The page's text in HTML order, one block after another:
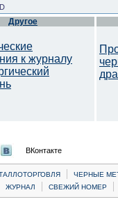
Другое
к журналу
ВКонтакте
| ЧЕРНЫЕ
ЖУРНАЛ
| СВЕЖИЙ НОМЕР |